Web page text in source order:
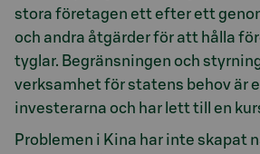
stora företagen ett efter ett
och andra åtgärder för att hålla
tyglar. Begränsningen och
verksamhet för statens behov är
investerarna och har lett till en
Problemen i Kina har inte skapat